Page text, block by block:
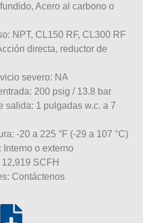
Acero al carbono o
NPT, CL150 RF, CL300 RF
directa, reductor de
severo: NA
200 psig / 13.8 bar
salida: 1 pulgadas w.c. a 7
-20 a 225 °F (-29 a 107 °C)
Interno o externo
SCFH
Contáctenos